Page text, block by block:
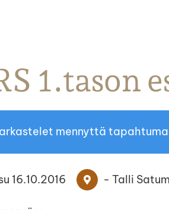
1.tason
mennyttä
16.10.2016 - Talli